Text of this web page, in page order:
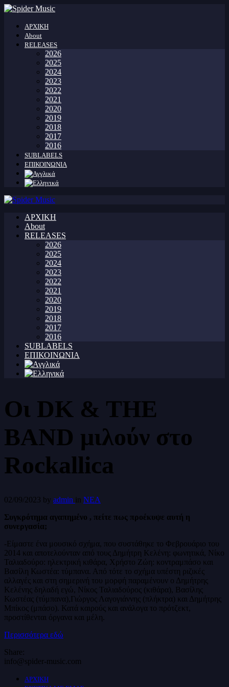
ΑΡΧΙΚΗ
About
RELEASES
2026
2025
2024
2023
2022
2021
2020
2019
2018
2017
2016
SUBLABELS
ΕΠΙΚΟΙΝΩΝΙΑ
ΑΡΧΙΚΗ
About
RELEASES
2026
2025
2024
2023
2022
2021
2020
2019
2018
2017
2016
SUBLABELS
ΕΠΙΚΟΙΝΩΝΙΑ
Οι DK & THE
BAND μιλούν στο
Rockallica
02/09/2023 by admin in ΝΕΑ
Συγκρότημα αγαπημένο , πείτε πως προέκυψε αυτή η
συνεργασία;
-Είμαστε ένα μουσικό σχήμα, που συστάθηκε το Φεβρουάριο του
2014 και αποτελούνταν από τους Δημήτρη Κελένη: φωνητικά, Νίκο
Ταλιαδούρο: ηλεκτρική κιθάρα, Χρήστο Ζώη: κοντραμπάσο και
Βασίλη Κωστέα: τύμπανα. Από τότε το σχήμα υπέστη ριζικές
αλλαγές και στη σημερινή του μορφή παραμένουν ο Δημήτρης
Κελένης δηλαδή εγώ, Νίκος Ταλιαδούρος (κιθάρα), Βασίλης
Κωστέας (τύμπανα),Γιώργος Λαγογιάννης (πλήκτρα) και Δημήτρης
Μπίκος (μπάσο). Κατά καιρούς και ανάλογα το πρότζεκτ,
προστίθενται όργανα και μέλη.
Περισσότερα εδώ
Share:
info@spider-music.com
ΑΡΧΙΚΗ